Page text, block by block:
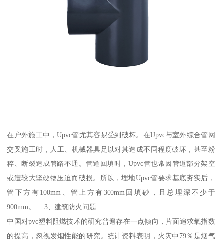
在户外施工中，Upvc管尤其容易受到破坏。在Upvc与室外综合管网
交叉施工时，人工、机械器具足以对其造成不同程度破坏，甚至粉
粹、断裂造成管路不通。管道回填时，Upvc管也常因管道部分架空
或遭较大坚硬物压迫而破损。所以，埋地Upvc管要求基底夯实后，
管下方有100mm、管上方有300mm回填砂，且总埋深不少于
900mm。 3、建筑防火问题
中国对pvc塑料阻燃技术的研究普遍存在一点倾向，片面追求氧指数
的提高，忽视发烟性能的研究。统计资料表明，火灾中79％是烟气